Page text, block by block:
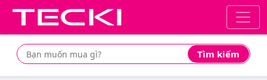
Tìm kiếm